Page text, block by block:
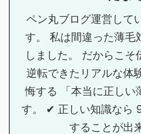
ペン丸ブログ運営して
す。 私は間違った薄毛
しました。 だからこそ
逆転できたリアルな体
悔する 「本当に正しい
す。 ✔ 正しい知識なら
することが出